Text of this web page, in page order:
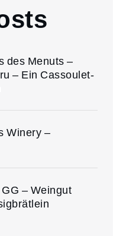
des Menuts –
– Ein Cassoulet-
Winery –
– Weingut